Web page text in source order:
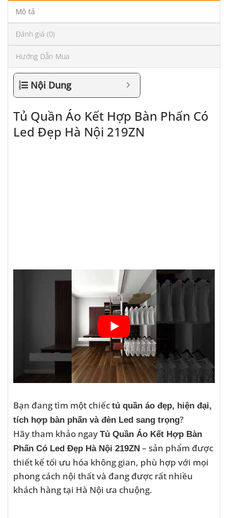
Mô tả
Đánh giá (0)
Hướng Dẫn Mua
Nội Dung
Tủ Quần Áo Kết Hợp Bàn Phấn Có
Led Đẹp Hà Nội 219ZN
Bạn đang tìm một chiếc tủ quần áo đẹp, hiện đại,
tích hợp bàn phấn và đèn Led sang trọng?
Hãy tham khảo ngay Tủ Quần Áo Kết Hợp Bàn
Phấn Có Led Đẹp Hà Nội 219ZN – sản phẩm được
thiết kế tối ưu hóa không gian, phù hợp với mọi
phong cách nội thất và đang được rất nhiều
khách hàng tại Hà Nội ưa chuộng.